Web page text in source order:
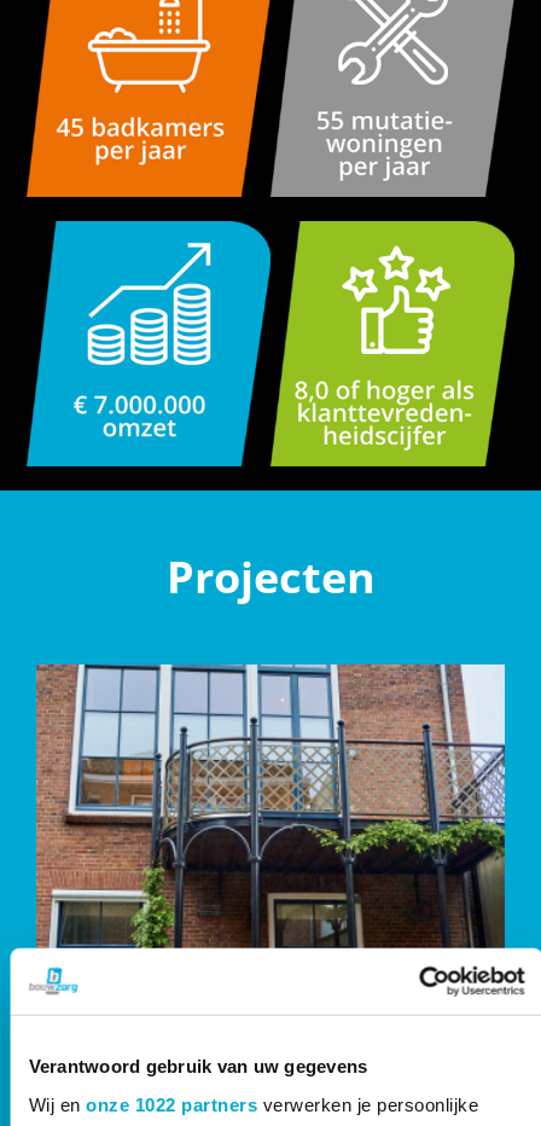
Verantwoord gebruik van uw gegevens
Wij en onze 1022 partnersverwerken je persoonlijke
Projecten
Renovatie van het
rijksmonument aan de
Zeugstraat te Gouda